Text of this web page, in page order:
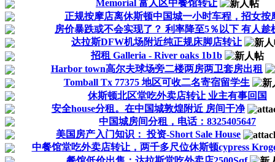
Memorial 富人区中餐馆转让
正规按摩店离休斯顿中国城一小时车程，招女按
房价暴跌或不会实现了？ 利率降至5％以下 有人趁
达拉斯DFW机场附近纯正规床脚店转让
招租 Galleria - River oaks 1b1b
Harbor town高尔夫球场旁二楼两房两卫套房出租
Tomball Tx 77375 地区可收二名寄宿留学生
休斯顿北区堂吃外卖店转让 业主有事回国
安全house分租。在中国城敦煌附近 房间干净
中国城房间分租，电话：8325405647
美国房产入门知识： 投资-Short Sale House
中餐馆堂吃外卖店转让，两千多尺位休斯顿cypress